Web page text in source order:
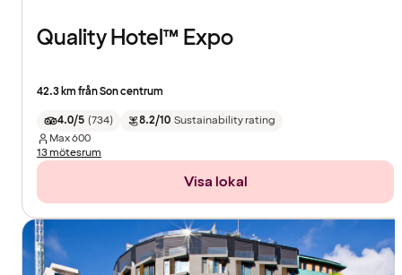
Quality Hotel™ Expo
42.3 km från Son centrum
4.0/5 (734) 8.2/10 Sustainability rating
Max600
13 mötesrum
Visa lokal